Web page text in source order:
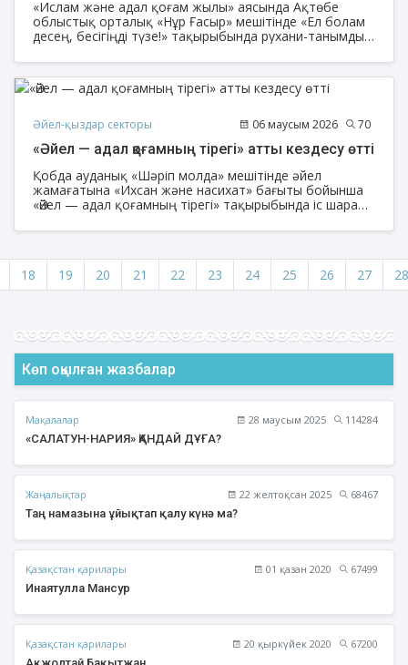
«Ислам және адал қоғам жылы» аясында Ақтөбе
облыстық орталық «Нұр Ғасыр» мешітінде «Ел болам
десең, бесігіңді түзе!» тақырыбында рухани-танымдық
Әйел-қыздар секторы 06 маусым 2026 70
«Әйел — адал қоғамның тірегі» атты кездесу өтті
Қобда ауданық «Шәріп молда» мешітінде әйел
жамағатына «Ихсан және насихат» бағыты бойынша
«Әйел — адал қоғамның тірегі» тақырыбында іс шара
18 19 20 21 22 23 24 25 26 27 28
Көп оқылған жазбалар
Мақалалар 28 маусым 2025
114284
«САЛАТУН-НАРИЯ» ҚАНДАЙ ДҰҒА?
Жаңалықтар 22 желтоқсан 2025
68467
Таң намазына ұйықтап қалу күнә ма?
Қазақстан қарилары 01 қазан 2020
67499
Инаятулла Мансур
Қазақстан қарилары 20 қыркүйек 2020
67200